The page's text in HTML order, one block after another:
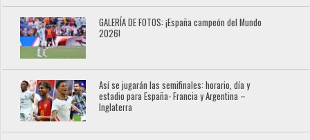
GALERÍA DE FOTOS: ¡España campeón del Mundo
2026!
Así se jugarán las semifinales: horario, día y
estadio para España- Francia y Argentina –
Inglaterra